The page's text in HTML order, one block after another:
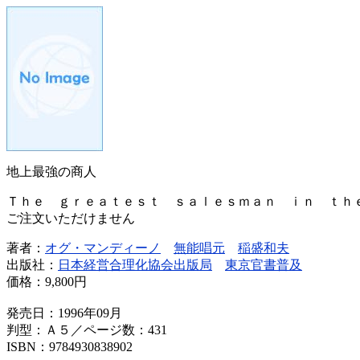
地上最強の商人
Ｔｈｅ ｇｒｅａｔｅｓｔ ｓａｌｅｓｍａｎ ｉｎ ｔｈ
ご注文いただけません
著者： オグ・マンディーノ 無能唱元
稲盛和夫
出版社： 日本経営合理化協会出版局
東京官書普及
価格： 9,800円
発売日：1996年09月
判型：Ａ５／ページ数：431
ISBN：9784930838902